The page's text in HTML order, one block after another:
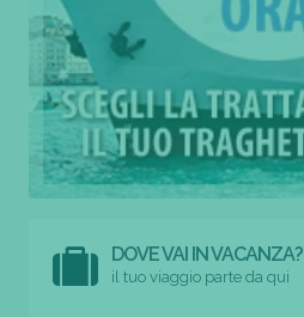
DOVE VAI IN VACANZA?
il tuo viaggio parte da qui